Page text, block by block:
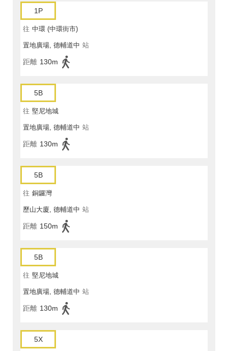
1P
往 中環 (中環街市)
置地廣場, 德輔道中 站
距離 130m
5B
往 堅尼地城
置地廣場, 德輔道中 站
距離 130m
5B
往 銅鑼灣
歷山大廈, 德輔道中 站
距離 150m
5B
往 堅尼地城
置地廣場, 德輔道中 站
距離 130m
5X